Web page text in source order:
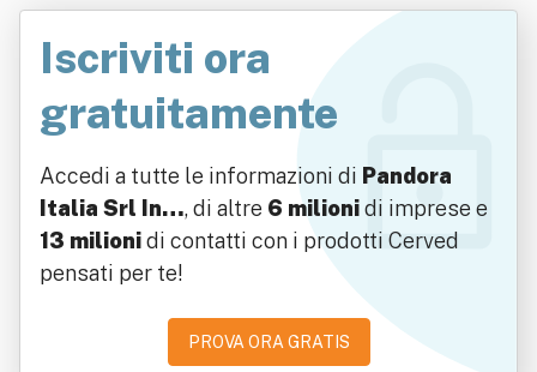
Iscriviti ora
gratuitamente
Accedi a tutte le informazioni di Pandora
Italia Srl In…, di altre 6 milionidi imprese e
13 milionidi contatti con i prodotti Cerved
pensati per te!
PROVA ORA GRATIS